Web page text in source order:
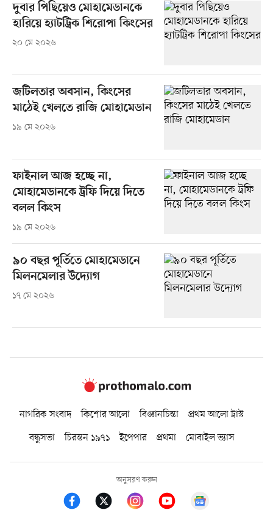
দুবার পিছিয়েও মোহামেডানকে
হারিয়ে হ্যাটট্রিক শিরোপা কিংসের
২০ মে ২০২৬
জটিলতার অবসান, কিংসের
মাঠেই খেলতে রাজি মোহামেডান
১৯ মে ২০২৬
ফাইনাল আজ হচ্ছে না,
মোহামেডানকে ট্রফি দিয়ে দিতে
বলল কিংস
১৯ মে ২০২৬
৯০ বছর পূর্তিতে মোহামেডানে
মিলনমেলার উদ্যোগ
১৭ মে ২০২৬
নাগরিক সংবাদ কিশোর আলো বিজ্ঞানচিন্তা
প্রথম আলো ট্রাস্ট
বন্ধুসভা
চিরন্তন ১৯৭১ ইপেপার প্রথমা মোবাইল ভ্যাস
অনুসরণ করুন